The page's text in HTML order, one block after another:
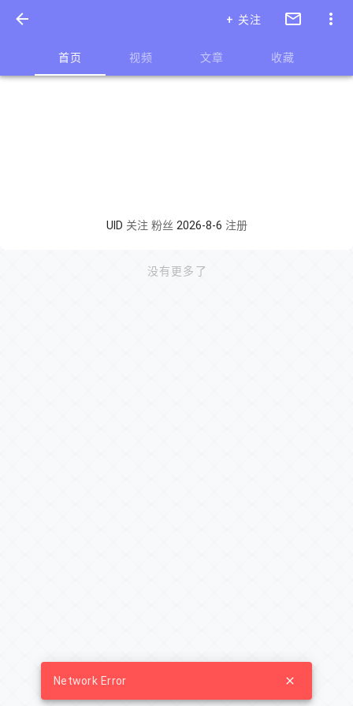
+ 关注
首页 视频 文章 收藏
UID 关注 粉丝 2026-8-6 注册
没有更多了
Network Error